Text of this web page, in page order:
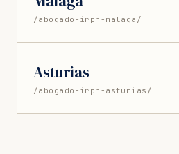
/abogado-irph-malaga/
Asturias
/abogado-irph-asturias/